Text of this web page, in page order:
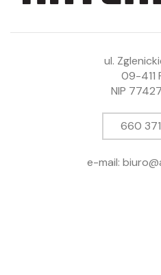
ul.
09-411
NIP
660
e-mail: